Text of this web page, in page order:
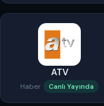
ATV
Haber Canlı Yayında